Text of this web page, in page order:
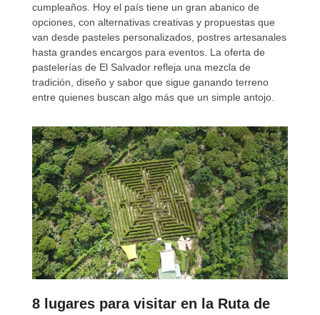
cumpleaños. Hoy el país tiene un gran abanico de
opciones, con alternativas creativas y propuestas que
van desde pasteles personalizados, postres artesanales
hasta grandes encargos para eventos. La oferta de
pastelerías de El Salvador refleja una mezcla de
tradición, diseño y sabor que sigue ganando terreno
entre quienes buscan algo más que un simple antojo.
8 lugares para visitar en la Ruta de